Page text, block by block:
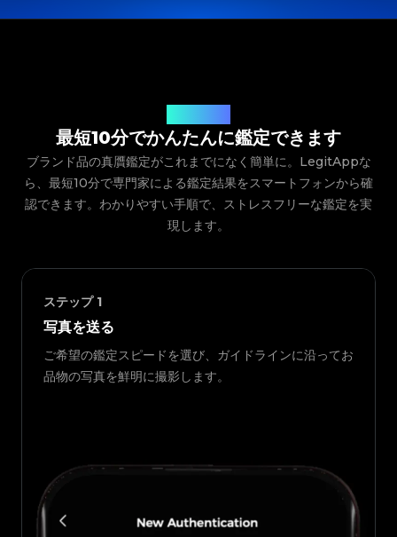
最短10分でかんたんに鑑定できます
ブランド品の真贋鑑定がこれまでになく簡単に。LegitAppな
ら、最短10分で専門家による鑑定結果をスマートフォンから確
認できます。わかりやすい手順で、ストレスフリーな鑑定を実
現します。
ステップ 1
写真を送る
ご希望の鑑定スピードを選び、ガイドラインに沿ってお
品物の写真を鮮明に撮影します。